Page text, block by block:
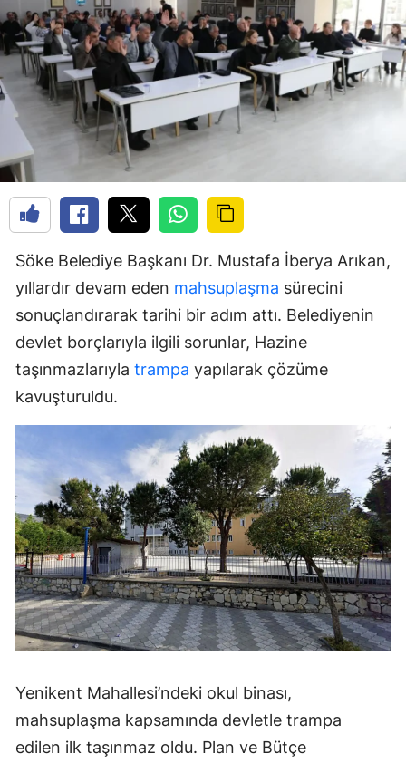
Söke Belediye Başkanı Dr. Mustafa İberya Arıkan,
yıllardır devam eden mahsuplaşma sürecini
sonuçlandırarak tarihi bir adım attı. Belediyenin
devlet borçlarıyla ilgili sorunlar, Hazine
taşınmazlarıyla trampa yapılarak çözüme
kavuşturuldu.
Yenikent Mahallesi’ndeki okul binası,
mahsuplaşma kapsamında devletle trampa
edilen ilk taşınmaz oldu. Plan ve Bütçe